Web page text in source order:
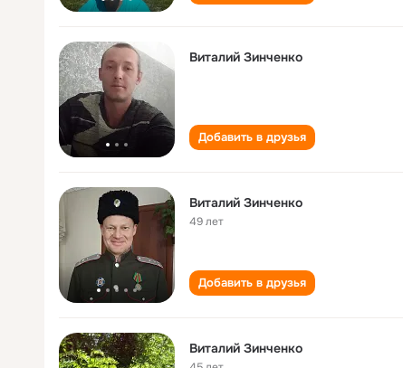
Виталий Зинченко
Добавить в друзья
Виталий Зинченко
49 лет
Добавить в друзья
Виталий Зинченко